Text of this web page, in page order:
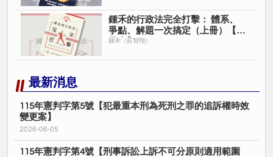
鍾禾的行政法完全打擊： 體系、
爭點、解題一次搞定（上冊）【電
子書】
鍾禾（莊智翔）
最新消息
115年憲判字第5號【犯最重本刑為死刑之罪的追訴權時效
變更案】
2026-06-05
115年憲判字第4號【刑事訴訟上訴不可分原則適用範圍